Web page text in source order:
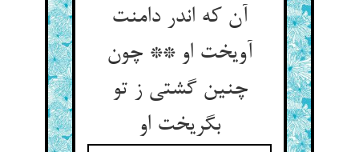
آن که اندر دامنت
آویخت او ** چون
چنین گشتی ز تو
بگریخت او